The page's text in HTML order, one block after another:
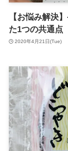
【お悩み解決
た1つの共通点
2020年4月21日(Tue)